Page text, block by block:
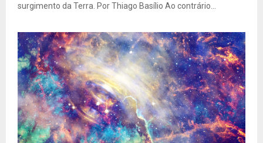
surgimento da Terra. Por Thiago Basílio Ao contrário...